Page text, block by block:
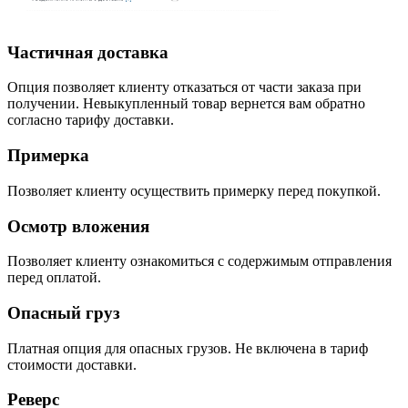
Частичная доставка
Опция позволяет клиенту отказаться от части заказа при
получении. Невыкупленный товар вернется вам обратно
согласно тарифу доставки.
Примерка
Позволяет клиенту осуществить примерку перед покупкой.
Осмотр вложения
Позволяет клиенту ознакомиться с содержимым отправления
перед оплатой.
Опасный груз
Платная опция для опасных грузов. Не включена в тариф
стоимости доставки.
Реверс